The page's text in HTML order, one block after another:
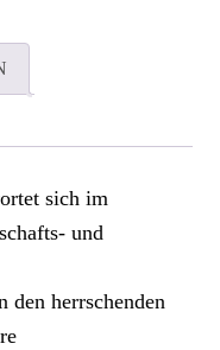
sich im
und
den herrschenden